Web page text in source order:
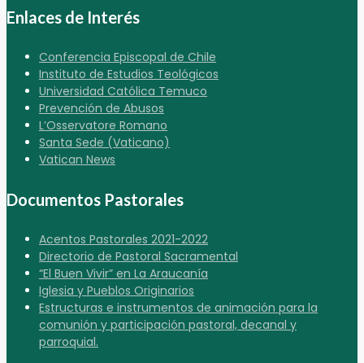
Enlaces de Interés
Conferencia Episcopal de Chile
Instituto de Estudios Teológicos
Universidad Católica Temuco
Prevención de Abusos
L’Osservatore Romano
Santa Sede (Vaticano)
Vatican News
Documentos Pastorales
Acentos Pastorales 2021-2022
Directorio de Pastoral Sacramental
“El Buen Vivir” en La Araucanía
Iglesia y Pueblos Originarios
Estructuras e instrumentos de animación para la
comunión y participación pastoral, decanal y
parroquial.